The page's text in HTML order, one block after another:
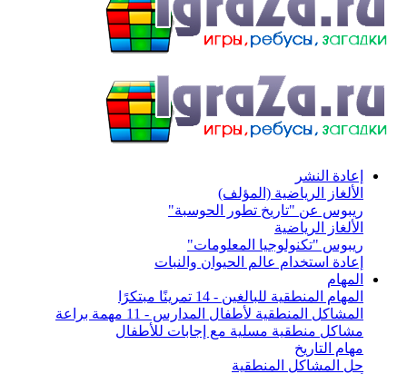
إعادة النشر
الألغاز الرياضية (المؤلف)
ريبوس عن "تاريخ تطور الحوسبة"
الألغاز الرياضية
ريبوس "تكنولوجيا المعلومات"
إعادة استخدام عالم الحيوان والنبات
المهام
المهام المنطقية للبالغين - 14 تمرينًا مبتكرًا
المشاكل المنطقية لأطفال المدارس - 11 مهمة براعة
مشاكل منطقية مسلية مع إجابات للأطفال
مهام التاريخ
حل المشاكل المنطقية